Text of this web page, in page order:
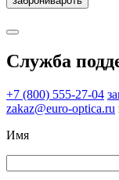
Служба
+7 (800) 555-27-04
zakaz@euro-optica.ru
Имя